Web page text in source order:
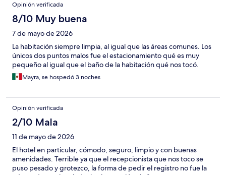
Opinión verificada
8/10 Muy buena
7 de mayo de 2026
La habitación siempre limpia, al igual que las áreas comunes. Los
únicos dos puntos malos fue el estacionamiento qué es muy
pequeño al igual que el baño de la habitación qué nos tocó.
Mayra, se hospedó 3 noches
Opinión verificada
2/10 Mala
11 de mayo de 2026
El hotel en particular, cómodo, seguro, limpio y con buenas
amenidades. Terrible ya que el recepcionista que nos toco se
puso pesado y grotezco, la forma de pedir el registro no fue la